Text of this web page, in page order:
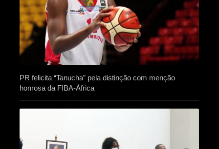
PR felicita “Tanucha” pela distinção com menção
honrosa da FIBA-África